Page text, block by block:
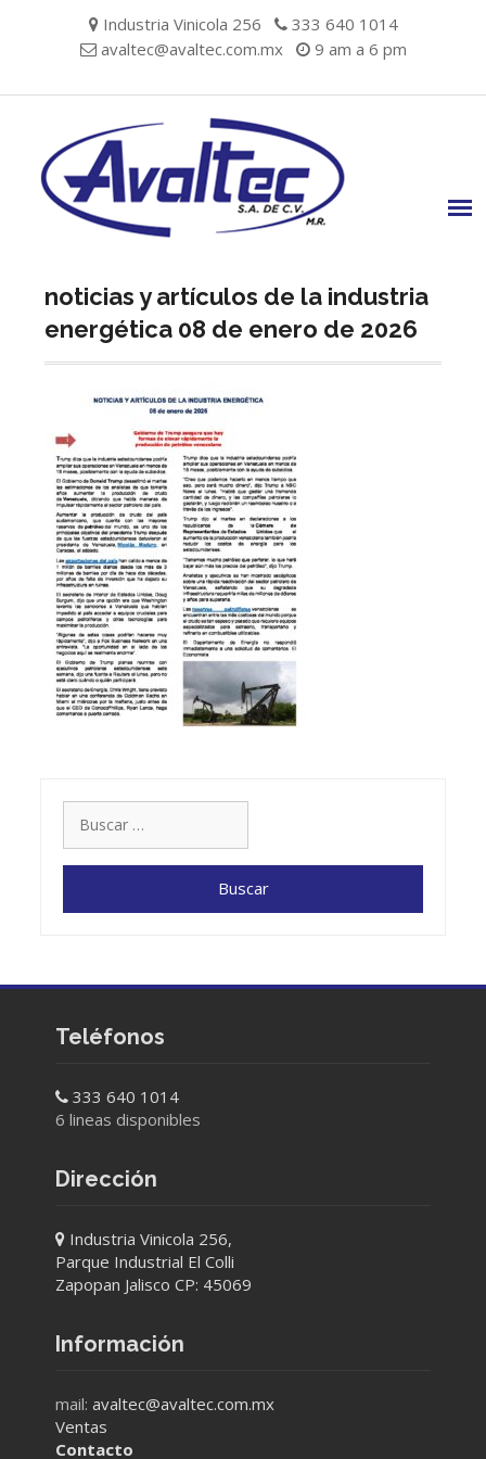
Industria Vinicola 256
333 640 1014
avaltec@avaltec.com.mx
9 am a 6 pm
noticias y artículos de la industria
energética 08 de enero de 2026
Teléfonos
333 640 1014
6 lineas disponibles
Dirección
Industria Vinicola 256,
Parque Industrial El Colli
Zapopan Jalisco CP: 45069
Información
mail: avaltec@avaltec.com.mx
Ventas
Contacto